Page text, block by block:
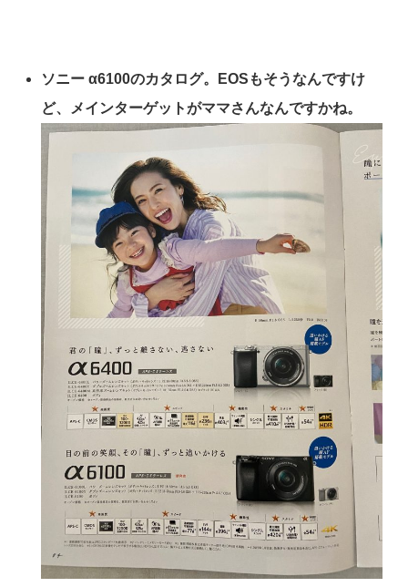
ソニー α6100のカタログ。EOSもそうなんですけ
ど、メインターゲットがママさんなんですかね。